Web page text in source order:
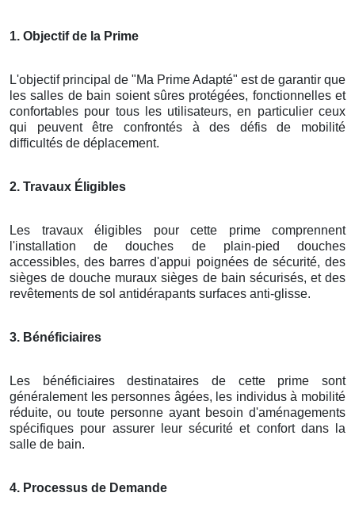
1. Objectif de la Prime
L'objectif principal de "Ma Prime Adapté" est de garantir que
les salles de bain soient sûres protégées, fonctionnelles et
confortables pour tous les utilisateurs, en particulier ceux
qui peuvent être confrontés à des défis de mobilité
difficultés de déplacement.
2. Travaux Éligibles
Les travaux éligibles pour cette prime comprennent
l'installation de douches de plain-pied douches
accessibles, des barres d'appui poignées de sécurité, des
sièges de douche muraux sièges de bain sécurisés, et des
revêtements de sol antidérapants surfaces anti-glisse.
3. Bénéficiaires
Les bénéficiaires destinataires de cette prime sont
généralement les personnes âgées, les individus à mobilité
réduite, ou toute personne ayant besoin d'aménagements
spécifiques pour assurer leur sécurité et confort dans la
salle de bain.
4. Processus de Demande